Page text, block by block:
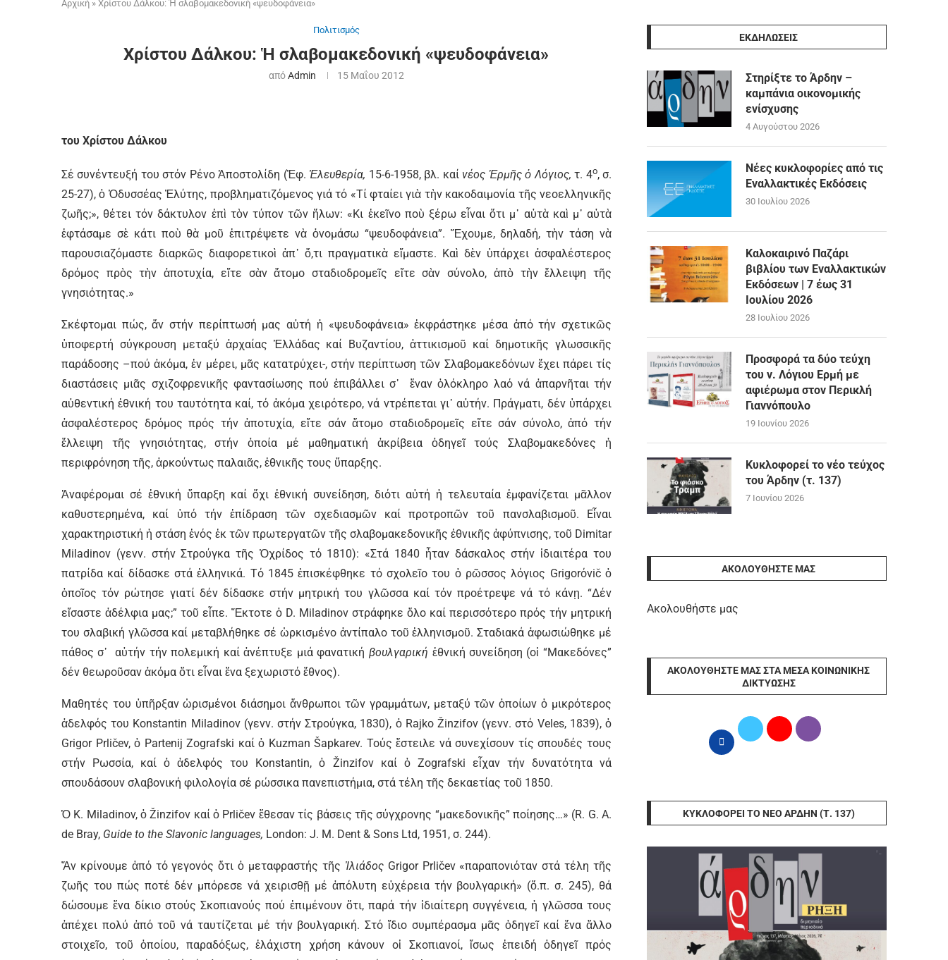
Αρχική » Χρίστου Δάλκου: Ἡ σλαβομακεδονική «ψευδοφάνεια»
Πολιτισμός
Χρίστου Δάλκου: Ἡ σλαβομακεδονική «ψευδοφάνεια»
απόAdmin 15 Μαΐου 2012
του Χρίστου Δάλκου
Σέ συνέντευξή του στόν Ρένο Ἀποστολίδη (Ἐφ. Ἐλευθερία, 15-6-1958, βλ. καί νέος Ἑρμῆς ὁ Λόγιος,τ. 4ο, σ.
25-27), ὁ Ὀδυσσέας Ἐλύτης, προβληματιζόμενος γιά τό «Τί φταίει γιὰ τὴν κακοδαιμονία τῆς νεοελληνικῆς
ζωῆς;», θέτει τόν δάκτυλον ἐπὶ τὸν τύπον τῶν ἥλων: «Κι ἐκεῖνο ποὺ ξέρω εἶναι ὅτι μ᾿ αὐτὰ καὶ μ᾿ αὐτὰ
ἐφτάσαμε σὲ κάτι ποὺ θὰ μοῦ ἐπιτρέψετε νὰ ὀνομάσω “ψευδοφάνεια”. Ἔχουμε, δηλαδή, τὴν τάση νὰ
παρουσιαζόμαστε διαρκῶς διαφορετικοὶ ἀπ᾿ ὅ,τι πραγματικὰ εἴμαστε. Καὶ δὲν ὑπάρχει ἀσφαλέστερος
δρόμος πρὸς τὴν ἀποτυχία, εἴτε σὰν ἄτομο σταδιοδρομεῖς εἴτε σὰν σύνολο, ἀπὸ τὴν ἔλλειψη τῆς
γνησιότητας.»
Σκέφτομαι πώς, ἄν στήν περίπτωσή μας αὐτή ἡ «ψευδοφάνεια» ἐκφράστηκε μέσα ἀπό τήν σχετικῶς
ὑποφερτή σύγκρουση μεταξύ ἀρχαίας Ἑλλάδας καί Βυζαντίου, ἀττικισμοῦ καί δημοτικῆς γλωσσικῆς
παράδοσης –πού ἀκόμα, ἐν μέρει, μᾶς κατατρύχει-, στήν περίπτωση τῶν Σλαβομακεδόνων ἔχει πάρει τίς
διαστάσεις μιᾶς σχιζοφρενικῆς φαντασίωσης πού ἐπιβάλλει σ᾿ ἕναν ὁλόκληρο λαό νά ἀπαρνῆται τήν
αὐθεντική ἐθνική του ταυτότητα καί, τό ἀκόμα χειρότερο, νά ντρέπεται γι᾿ αὐτήν. Πράγματι, δέν ὑπάρχει
ἀσφαλέστερος δρόμος πρός τήν ἀποτυχία, εἴτε σάν ἄτομο σταδιοδρομεῖς εἴτε σάν σύνολο, ἀπό τήν
ἔλλειψη τῆς γνησιότητας, στήν ὁποία μέ μαθηματική ἀκρίβεια ὁδηγεῖ τούς Σλαβομακεδόνες ἡ
περιφρόνηση τῆς, ἀρκούντως παλαιᾶς, ἐθνικῆς τους ὕπαρξης.
Ἀναφέρομαι σέ ἐθνική ὕπαρξη καί ὄχι ἐθνική συνείδηση, διότι αὐτή ἡ τελευταία ἐμφανίζεται μᾶλλον
καθυστερημένα, καί ὑπό τήν ἐπίδραση τῶν σχεδιασμῶν καί προτροπῶν τοῦ πανσλαβισμοῦ. Εἶναι
χαρακτηριστική ἡ στάση ἑνός ἐκ τῶν πρωτεργατῶν τῆς σλαβομακεδονικῆς ἐθνικῆς ἀφύπνισης, τοῦ Dimitar
Miladinov (γενν. στήν Στρούγκα τῆς Ὀχρίδος τό 1810): «Στά 1840 ἦταν δάσκαλος στήν ἰδιαιτέρα του
πατρίδα καί δίδασκε στά ἑλληνικά. Τό 1845 ἐπισκέφθηκε τό σχολεῖο του ὁ ρῶσσος λόγιος Grigorόvič ὁ
ὁποῖος τόν ρώτησε γιατί δέν δίδασκε στήν μητρική του γλῶσσα καί τόν προέτρεψε νά τό κάνῃ. “Δέν
εἴσαστε ἀδέλφια μας;” τοῦ εἶπε. Ἔκτοτε ὁ D. Miladinov στράφηκε ὅλο καί περισσότερο πρός τήν μητρική
του σλαβική γλῶσσα καί μεταβλήθηκε σέ ὡρκισμένο ἀντίπαλο τοῦ ἑλληνισμοῦ. Σταδιακά ἀφωσιώθηκε μέ
πάθος σ᾿ αὐτήν τήν πολεμική καί ἀνέπτυξε μιά φανατική βουλγαρική ἐθνική συνείδηση (οἱ “Μακεδόνες”
δέν θεωροῦσαν ἀκόμα ὅτι εἶναι ἕνα ξεχωριστό ἔθνος).
Μαθητές του ὑπῆρξαν ὡρισμένοι διάσημοι ἄνθρωποι τῶν γραμμάτων, μεταξύ τῶν ὁποίων ὁ μικρότερος
ἀδελφός του Konstantin Miladinov (γενν. στήν Στρούγκα, 1830), ὁ Rajko Žinzifov (γενν. στό Veles, 1839), ὁ
Grigor Prličev, ὁ Partenij Zografski καί ὁ Kuzman Šapkarev. Τούς ἔστειλε νά συνεχίσουν τίς σπουδές τους
στήν Ρωσσία, καί ὁ ἀδελφός του Konstantin, ὁ Žinzifov καί ὁ Zografski εἶχαν τήν δυνατότητα νά
σπουδάσουν σλαβονική φιλολογία σέ ρώσσικα πανεπιστήμια, στά τέλη τῆς δεκαετίας τοῦ 1850.
Ὁ K. Miladinov, ὁ Žinzifov καί ὁ Prličev ἔθεσαν τίς βάσεις τῆς σύγχρονης “μακεδονικῆς” ποίησης…» (R. G. A.
de Bray, Guide to the Slavonic languages, London: J. M. Dent & Sons Ltd, 1951, σ. 244).
Ἄν κρίνουμε ἀπό τό γεγονός ὅτι ὁ μεταφραστής τῆς ἸλιάδοςGrigor Prličev «παραπονιόταν στά τέλη τῆς
ζωῆς του πώς ποτέ δέν μπόρεσε νά χειρισθῇ μέ ἀπόλυτη εὐχέρεια τήν βουλγαρική» (ὅ.π. σ. 245), θά
δώσουμε ἕνα δίκιο στούς Σκοπιανούς πού ἐπιμένουν ὅτι, παρά τήν ἰδιαίτερη συγγένεια, ἡ γλῶσσα τους
ἀπέχει πολύ ἀπό τοῦ νά ταυτίζεται μέ τήν βουλγαρική. Στό ἴδιο συμπέρασμα μᾶς ὁδηγεῖ καί ἕνα ἄλλο
στοιχεῖο, τοῦ ὁποίου, παραδόξως, ἐλάχιστη χρήση κάνουν οἱ Σκοπιανοί, ἴσως ἐπειδή ὁδηγεῖ πρός
ΕΚΔΗΛΩΣΕΙΣ
Στηρίξτε το Άρδην –
καμπάνια οικονομικής
ενίσχυσης
4 Αυγούστου 2026
Νέες κυκλοφορίες από τις
Εναλλακτικές Εκδόσεις
30 Ιουλίου 2026
Καλοκαιρινό Παζάρι
βιβλίου των Εναλλακτικών
Εκδόσεων | 7 έως 31
Ιουλίου 2026
28 Ιουλίου 2026
Προσφορά τα δύο τεύχη
του ν. Λόγιου Ερμή με
αφιέρωμα στον Περικλή
Γιαννόπουλο
19 Ιουνίου 2026
Κυκλοφορεί το νέο τεύχος
του Άρδην (τ. 137)
7 Ιουνίου 2026
ΑΚΟΛΟΥΘΉΣΤΕ ΜΑΣ
Ακολουθήστε μας
ΑΚΟΛΟΥΘΉΣΤΕ ΜΑΣ ΣΤΑ ΜΈΣΑ ΚΟΙΝΩΝΙΚΉΣ
ΔΙΚΤΎΩΣΗΣ
ΚΥΚΛΟΦΟΡΕΊ ΤΟ ΝΈΟ ΆΡΔΗΝ (Τ. 137)